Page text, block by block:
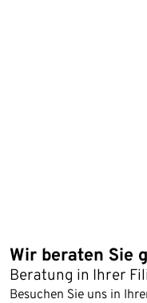
Wir beraten Sie
Beratung in Ihrer
Besuchen Sie uns in